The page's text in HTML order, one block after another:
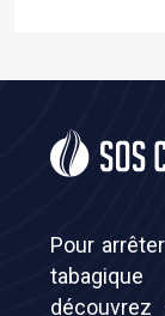
Pour